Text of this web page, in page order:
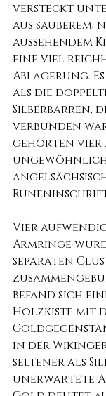
versteckt
aus
aussehendem
eine viel
Ablagerung.
als die
Silberbarren,
verbunden
gehörten vier
Vier
Armringe
separaten
befand sich
Holzkiste mit
in der
seltener als
unerwartete